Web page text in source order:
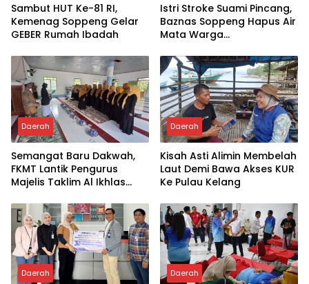
Sambut HUT Ke-81 RI,
Kemenag Soppeng Gelar
GEBER Rumah Ibadah
Istri Stroke Suami Pincang,
Baznas Soppeng Hapus Air
Mata Warga
Daerah
Semangat Baru Dakwah,
FKMT Lantik Pengurus
Majelis Taklim Al Ikhlas
Daerah
Kisah Asti Alimin Membelah
Laut Demi Bawa Akses KUR
Ke Pulau Kelang
Daerah Daerah